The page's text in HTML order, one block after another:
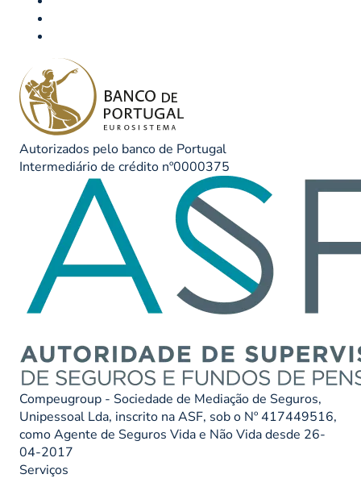
Autorizados pelo banco de Portugal
Intermediário de crédito nº0000375
Compeugroup - Sociedade de Mediação de Seguros,
Unipessoal Lda, inscrito na ASF, sob o Nº 417449516,
como Agente de Seguros Vida e Não Vida desde 26-
04-2017
Serviços